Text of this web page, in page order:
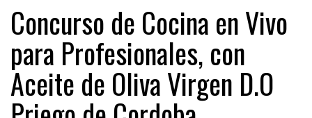
Concurso de Cocina en Vivo
para Profesionales, con
Aceite de Oliva Virgen D.O